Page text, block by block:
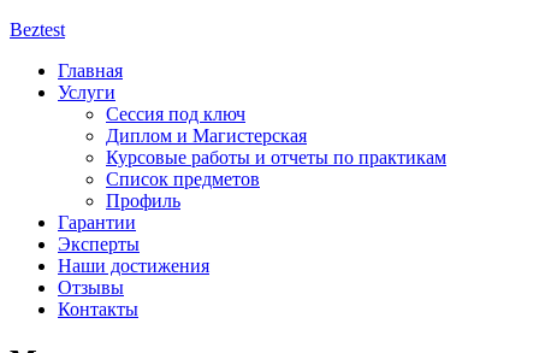
Beztest
Главная
Услуги
Сессия под ключ
Диплом и Магистерская
Курсовые работы и отчеты по практикам
Список предметов
Профиль
Гарантии
Эксперты
Наши достижения
Отзывы
Контакты